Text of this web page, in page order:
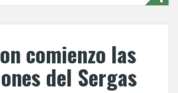
comienzo las
del Sergas